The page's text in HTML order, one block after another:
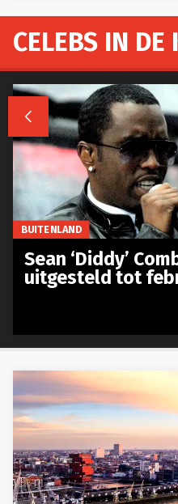
CELEBS IN DE

BUITENLAND
Sean ‘Diddy’
uitgesteld tot